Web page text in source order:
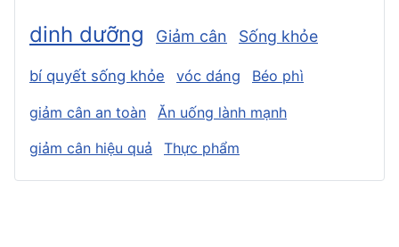
dinh dưỡng Giảm cân Sống khỏe
bí quyết sống khỏe vóc dáng Béo phì
giảm cân an toàn
Ăn uống lành mạnh
giảm cân hiệu quả
Thực phẩm